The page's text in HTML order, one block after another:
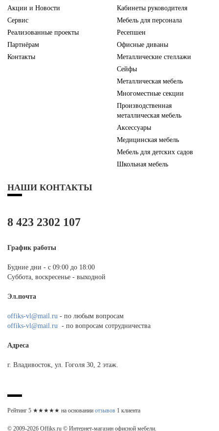
Акции и Новости
Сервис
Реализованные проекты
Партнёрам
Контакты
Кабинеты руководителя
Мебель для персонала
Ресепшен
Офисные диваны
Металлические стеллажи
Сейфы
Металлическая мебель
Многоместные секции
Производственная
металлическая мебель
Аксессуары
Медицинская мебель
Мебель для детских садов
Школьная мебель
НАШИ КОНТАКТЫ
8 423 2302 107
График работы
Будние дни - с 09:00 до 18:00
Суббота, воскресенье - выходной
Эл.почта
offiks-vl@mail.ru - по любым вопросам
offiks-vl@mail.ru - по вопросам сотрудничества
Адреса
г. Владивосток, ул. Гоголя 30, 2 этаж.
Рейтинг 5 ★★★★★ на основании отзывов 1 клиента
© 2009-2026 Offiks.ru © Интернет-магазин офисной мебели.